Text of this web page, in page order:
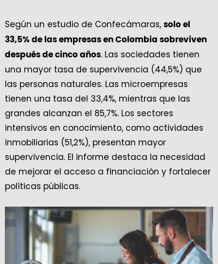
Según un estudio de Confecámaras, solo el
33,5% de las empresas en Colombia sobreviven
después de cinco años. Las sociedades tienen
una mayor tasa de supervivencia (44,5%) que
las personas naturales. Las microempresas
tienen una tasa del 33,4%, mientras que las
grandes alcanzan el 85,7%. Los sectores
intensivos en conocimiento, como actividades
inmobiliarias (51,2%), presentan mayor
supervivencia. El informe destaca la necesidad
de mejorar el acceso a financiación y fortalecer
políticas públicas.